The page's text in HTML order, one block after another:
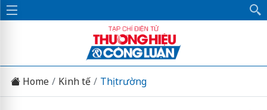
Home Kinh tế Thị trường